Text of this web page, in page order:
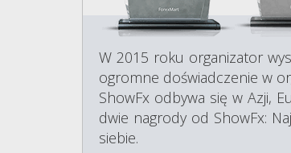
W 2015 roku organizator
ogromne doświadczenie w
ShowFx odbywa się w Azji,
dwie nagrody od ShowFx:
siebie.